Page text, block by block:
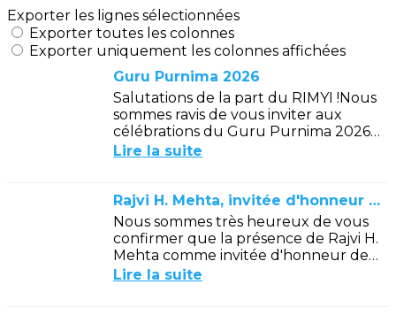
Exporter les lignes sélectionnées
Exporter toutes les colonnes
Exporter uniquement les colonnes affichées
Guru Purnima 2026
Salutations de la part du RIMYI !Nous
sommes ravis de vous inviter aux
célébrations du Guru Purnima 2026
qui auront lieu le mercredi 29 juillet
Lire la suite
Rajvi H. Mehta, invitée d'honneur des Conventions 2026
Nous sommes très heureux de vous
confirmer que la présence de Rajvi H.
Mehta comme invitée d'honneur des
conventions de Yoga IYENGAR® 2026
Lire la suite